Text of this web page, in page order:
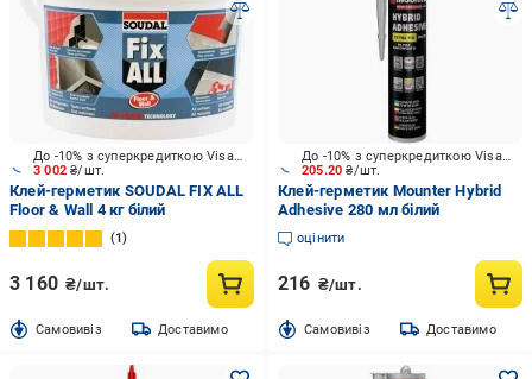
3 002₴/шт.
До -10% з суперкредиткою Visa Вигода
Клей-герметик SOUDAL FIX ALL
Floor & Wall 4 кг білий
1
3 160 ₴/шт.
Cамовивіз Доставимо
205.20₴/шт.
До -10% з суперкредиткою Visa Вигода
Клей-герметик Mounter Hybrid
Adhesive 280 мл білий
оцінити
216 ₴/шт.
Cамовивіз Доставимо